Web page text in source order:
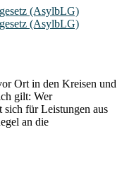
(AsylbLG)
(AsylbLG)
Ort in den Kreisen und
gilt: Wer
sich für Leistungen aus
an die